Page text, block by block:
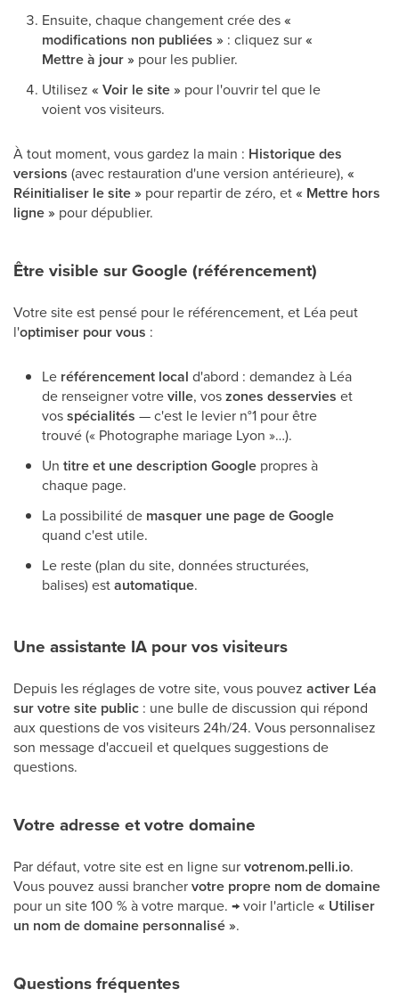
Ensuite, chaque changement crée des«
modifications non publiées » : cliquez sur«
Mettre à jour » pour les publier.
Utilisez « Voir le site » pour l'ouvrir tel que le
voient vos visiteurs.
À tout moment, vous gardez la main : Historique des
versions (avec restauration d'une version antérieure), «
Réinitialiser le site » pour repartir de zéro, et« Mettre hors
ligne » pour dépublier.
Être visible sur Google (référencement)
Votre site est pensé pour le référencement, et Léa peut
l'optimiser pour vous :
Le référencement local d'abord : demandez à Léa
de renseigner votreville, voszones desservies et
vosspécialités — c'est le levier n°1 pour être
trouvé (« Photographe mariage Lyon »…).
Un titre et une description Google propres à
chaque page.
La possibilité de masquer une page de Google
quand c'est utile.
Le reste (plan du site, données structurées,
balises) estautomatique.
Une assistante IA pour vos visiteurs
Depuis les réglages de votre site, vous pouvez activer Léa
sur votre site public : une bulle de discussion qui répond
aux questions de vos visiteurs 24h/24. Vous personnalisez
son message d'accueil et quelques suggestions de
questions.
Votre adresse et votre domaine
Par défaut, votre site est en ligne survotrenom.pelli.io.
Vous pouvez aussi branchervotre propre nom de domaine
pour un site 100 % à votre marque. → voir l'article« Utiliser
un nom de domaine personnalisé ».
Questions fréquentes